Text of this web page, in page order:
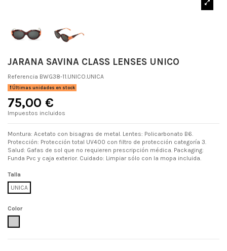
JARANA SAVINA CLASS LENSES UNICO
Referencia BWG38-11.UNICO.UNICA
Últimas unidades en stock
75,00 €
Impuestos incluidos
Montura: Acetato con bisagras de metal. Lentes: Policarbonato B6.
Protección: Protección total UV400 con filtro de protección categoría 3.
Salud: Gafas de sol que no requieren prescripción médica. Packaging:
Funda Pvc y caja exterior. Cuidado: Limpiar sólo con la mopa incluida.
Talla
UNICA
Color